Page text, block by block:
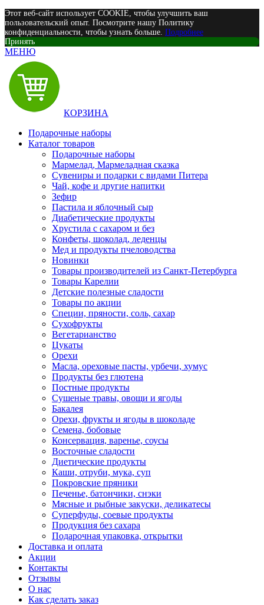
Этот веб-сайт использует COOKIE, чтобы улучшить ваш
пользовательский опыт. Посмотрите нашу Политику
конфиденциальности, чтобы узнать больше. Подробнее
Принять
МЕНЮ
КОРЗИНА
Подарочные наборы
Каталог товаров
Подарочные наборы
Мармелад, Мармеладная сказка
Сувениры и подарки с видами Питера
Чай, кофе и другие напитки
Зефир
Пастила и яблочный сыр
Диабетические продукты
Хрустила с сахаром и без
Конфеты, шоколад, леденцы
Мед и продукты пчеловодства
Новинки
Товары производителей из Санкт-Петербурга
Товары Карелии
Детские полезные сладости
Товары по акции
Специи, пряности, соль, сахар
Сухофрукты
Вегетарианство
Цукаты
Орехи
Масла, ореховые пасты, урбечи, хумус
Продукты без глютена
Постные продукты
Сушеные травы, овощи и ягоды
Бакалея
Орехи, фрукты и ягоды в шоколаде
Семена, бобовые
Консервация, варенье, соусы
Восточные сладости
Диетические продукты
Каши, отруби, мука, суп
Покровские пряники
Печенье, батончики, снэки
Мясные и рыбные закуски, деликатесы
Суперфуды, соевые продукты
Продукция без сахара
Подарочная упаковка, открытки
Доставка и оплата
Акции
Контакты
Отзывы
О нас
Как сделать заказ